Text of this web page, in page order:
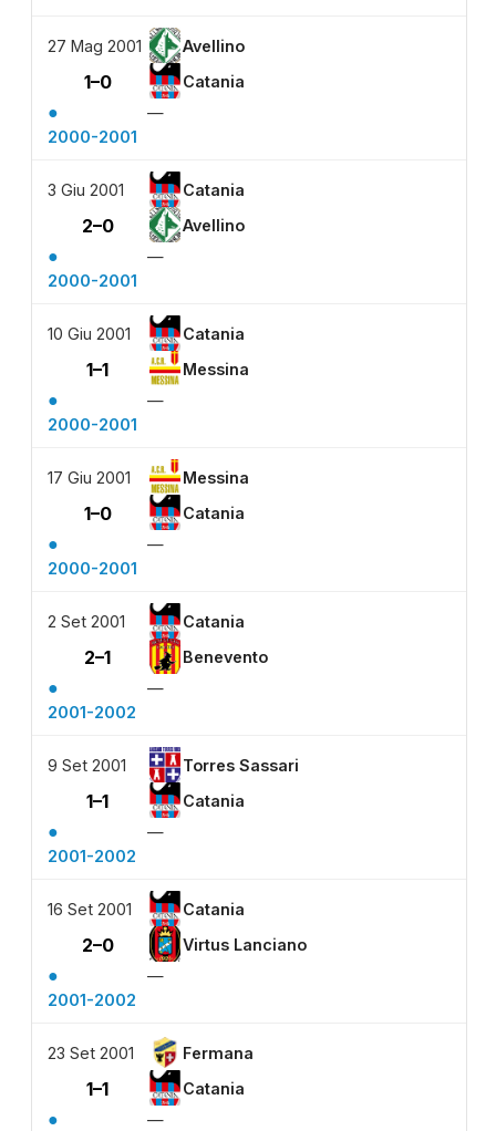
27 Mag 2001 Avellino
1–0 Catania
●
—
2000-2001
3 Giu 2001 Catania
2–0 Avellino
●
—
2000-2001
10 Giu 2001 Catania
1–1 Messina
●
—
2000-2001
17 Giu 2001 Messina
1–0 Catania
●
—
2000-2001
2 Set 2001 Catania
2–1 Benevento
●
—
2001-2002
9 Set 2001 Torres Sassari
1–1 Catania
●
—
2001-2002
16 Set 2001 Catania
2–0 Virtus Lanciano
●
—
2001-2002
23 Set 2001 Fermana
1–1 Catania
●
—